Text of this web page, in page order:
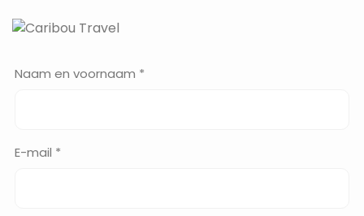
Naam en voornaam *
E-mail *